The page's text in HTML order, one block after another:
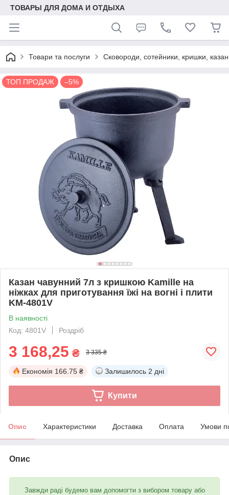
ТОВАРЫ ДЛЯ ДОМА И ОТДЫХА
Товари та послуги Сковороди, сотейники, кришки,
ТОП ПРОДАЖ –5%
Казан чавунний 7л з кришкою Kamille на
ніжках для приготування їжі на вогні і плити
KM-4801V
В наявності
Код: 4801V
Роздріб
3 168,25 ₴ 3 335 ₴
Економія 166.75 ₴ Залишилось 2 дні
Купити
Опис Характеристики Доставка Оплата Умови
Опис
Завжди раді будемо вам допомогти з вибором товару або